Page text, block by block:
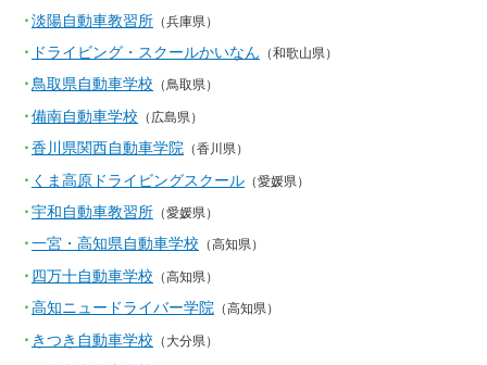
淡陽自動車教習所 （兵庫県）
ドライビング・スクールかいなん （和歌山県）
鳥取県自動車学校 （鳥取県）
備南自動車学校 （広島県）
香川県関西自動車学院 （香川県）
くま高原ドライビングスクール （愛媛県）
宇和自動車教習所 （愛媛県）
一宮・高知県自動車学校 （高知県）
四万十自動車学校 （高知県）
高知ニュードライバー学院 （高知県）
きつき自動車学校 （大分県）